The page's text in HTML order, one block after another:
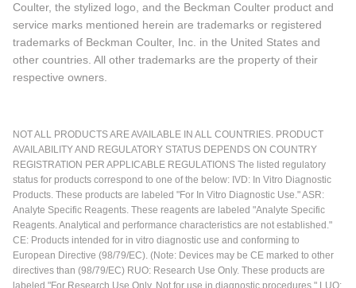
Coulter, the stylized logo, and the Beckman Coulter product and
service marks mentioned herein are trademarks or registered
trademarks of Beckman Coulter, Inc. in the United States and
other countries. All other trademarks are the property of their
respective owners.
NOT ALL PRODUCTS ARE AVAILABLE IN ALL COUNTRIES. PRODUCT
AVAILABILITY AND REGULATORY STATUS DEPENDS ON COUNTRY
REGISTRATION PER APPLICABLE REGULATIONS The listed regulatory
status for products correspond to one of the below: IVD: In Vitro Diagnostic
Products. These products are labeled "For In Vitro Diagnostic Use." ASR:
Analyte Specific Reagents. These reagents are labeled "Analyte Specific
Reagents. Analytical and performance characteristics are not established."
CE: Products intended for in vitro diagnostic use and conforming to
European Directive (98/79/EC). (Note: Devices may be CE marked to other
directives than (98/79/EC) RUO: Research Use Only. These products are